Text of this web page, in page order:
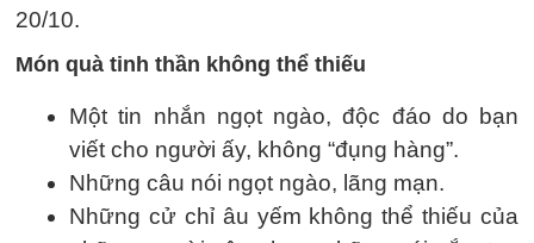
20/10.
Món quà tinh thần không thể thiếu
Một tin nhắn ngọt ngào, độc đáo do bạn
viết cho người ấy, không “đụng hàng”.
Những câu nói ngọt ngào, lãng mạn.
Những cử chỉ âu yếm không thể thiếu của